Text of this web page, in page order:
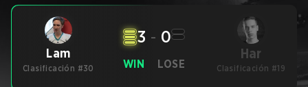
Lam
Clasificación #30 WIN
3 - 0
LOSE
Har
Clasificación #19